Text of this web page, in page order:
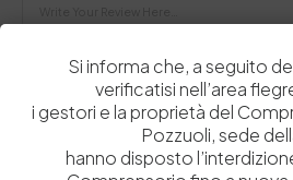
Si informa che, a seguito
verificatisi nell’area
i gestori e la proprietà del
Pozzuoli, sede
hanno disposto